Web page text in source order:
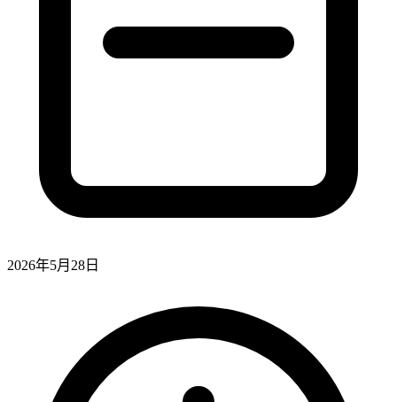
2026年5月28日